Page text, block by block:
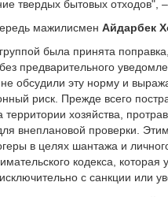
твердых бытовых отходов", –
мажилисмен Айдарбек
была принята
предварительного
обсудили эту норму и
риск. Прежде всего
территории хозяйства,
внеплановой проверки.
в целях шантажа и
кодекса,
с санкции или